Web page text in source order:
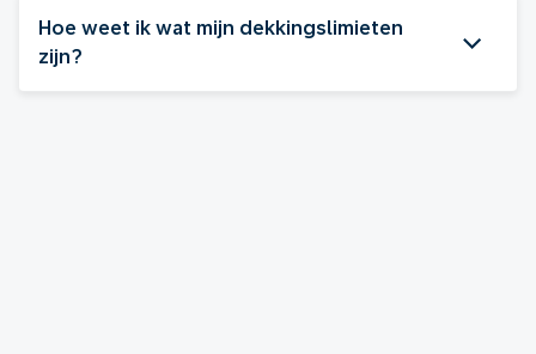
Hoe weet ik wat mijn dekkingslimieten
zijn?